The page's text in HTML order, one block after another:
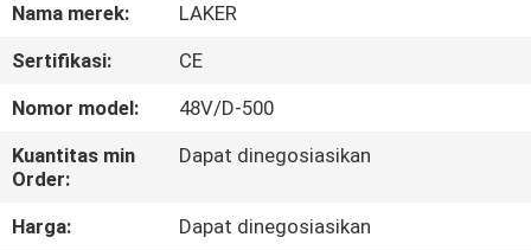
PABRIK
KONTROL
KUALITAS
Nama merek:
LAKER
Sertifikasi:
CE
Nomor model:
48V/D-500
Kuantitas min
Order:
Dapat dinegosiasikan
Harga:
Dapat dinegosiasikan